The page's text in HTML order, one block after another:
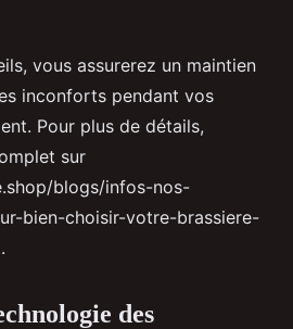
vous assurerez un maintien
inconforts pendant vos
Pour plus de détails,
sur
blogs/infos-nos-
bien-choisir-votre-brassiere-
des